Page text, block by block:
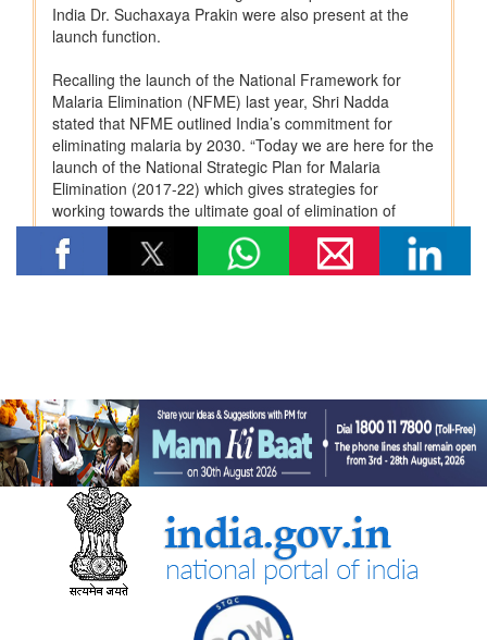
अमेरिका से ईंधन मिश्रण के लिए एथेनॉल के आयात पर कोई छूट या
प्रतिबद्धता नहीं
पेटेंट, डिज़ाइन और ट्रेडमार्क महानियंत्रक कार्यालय ने भारत के 15 केन्द्रों
पर पेटेंट और ट्रेडमार्क एजेंट परीक्षा 2027 के लिए संभावित कार्यक्रम घोषित
किया
संचार मंत्रालय
प्रधान संचार लेखा नियंत्रक कार्यालय, दिल्ली ने पेंशन अदालत का
सफलतापूर्वक आयोजन किया
संस्‍कृति मंत्रालय
विज्ञान संस्कृति संवर्धन योजना की स्थिति
रक्षा मंत्रालय
‘अग्नि-4’ बैलिस्टिक मिसाइल का सफल परीक्षण किया गया
रक्षा मंत्री ने प्रादेशिक सेना संबंधी रक्षा मंत्रालय की संसदीय सलाहकार
समिति की बैठक की अध्यक्षता की